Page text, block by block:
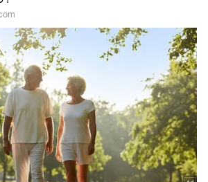
ದೇವೇಗೌಡರ ಸಿಂಹ ಘರ್ಜನೆ:
ಬಗ್ಗೆ ಗೌಡರಿಂದ ನ್ಯಾಯ!
ಪ್ರಾಣ":
ಶೆಟ್ಟಿ | Rishab
News
ಕ್ಕೆ TAX ಇಳಿಕೆ: ಮೋದಿ-
| India US
Rounds